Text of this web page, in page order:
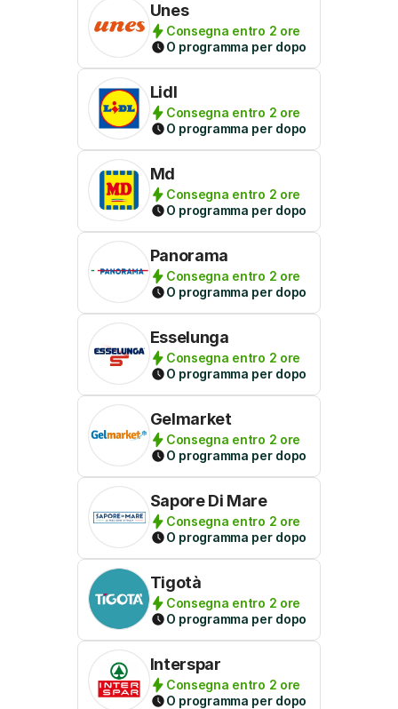
Unes
Consegna entro 2 ore
O programma per dopo
Lidl
Consegna entro 2 ore
O programma per dopo
Md
Consegna entro 2 ore
O programma per dopo
Panorama
Consegna entro 2 ore
O programma per dopo
Esselunga
Consegna entro 2 ore
O programma per dopo
Gelmarket
Consegna entro 2 ore
O programma per dopo
Sapore Di Mare
Consegna entro 2 ore
O programma per dopo
Tigotà
Consegna entro 2 ore
O programma per dopo
Interspar
Consegna entro 2 ore
O programma per dopo